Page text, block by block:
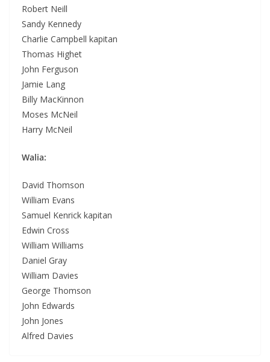
Robert Neill
Sandy Kennedy
Charlie Campbell kapitan
Thomas Highet
John Ferguson
Jamie Lang
Billy MacKinnon
Moses McNeil
Harry McNeil
Walia:
David Thomson
William Evans
Samuel Kenrick kapitan
Edwin Cross
William Williams
Daniel Gray
William Davies
George Thomson
John Edwards
John Jones
Alfred Davies